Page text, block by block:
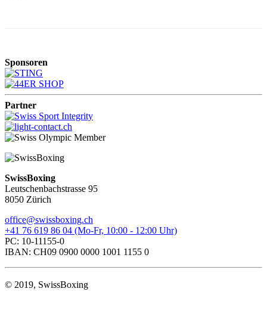
Sponsoren
Partner
SwissBoxing
Leutschenbachstrasse 95
8050 Zürich
office@swissboxing.ch
+41 76 619 86 04 (Mo-Fr, 10:00 - 12:00 Uhr)
PC: 10-11155-0
IBAN: CH09 0900 0000 1001 1155 0
© 2019, SwissBoxing